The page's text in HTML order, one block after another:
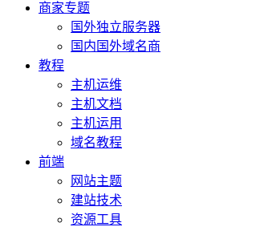
商家专题
国外独立服务器
国内国外域名商
教程
主机运维
主机文档
主机运用
域名教程
前端
网站主题
建站技术
资源工具